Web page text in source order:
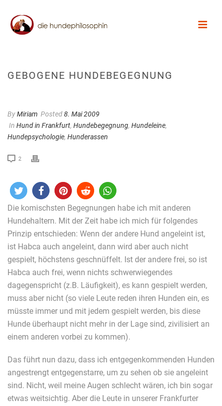
GEBOGENE HUNDEBEGEGNUNG
ByMiriam Posted8. Mai 2009
In Hund in Frankfurt, Hundebegegnung, Hundeleine,
Hundepsychologie, Hunderassen
2
Die komischsten Begegnungen habe ich mit anderen
Hundehaltern. Mit der Zeit habe ich mich für folgendes
Prinzip entschieden: Wenn der andere Hund angeleint ist,
ist Habca auch angeleint, dann wird aber auch nicht
gespielt, höchstens geschnüffelt. Ist der andere frei, so ist
Habca auch frei, wenn nichts schwerwiegendes
dagegenspricht (z.B. Läufigkeit), es kann gespielt werden,
muss aber nicht (so viele Leute reden ihren Hunden ein, es
müsste immer und mit jedem gespielt werden, bis diese
Hunde überhaupt nicht mehr in der Lage sind, zivilisiert an
einem anderen vorbei zu kommen).
Das führt nun dazu, dass ich entgegenkommenden Hunden
angestrengt entgegenstarre, um zu sehen ob sie angeleint
sind. Nicht, weil meine Augen schlecht wären, ich bin sogar
etwas weitsichtig. Aber die Leute in unserer Frankfurter